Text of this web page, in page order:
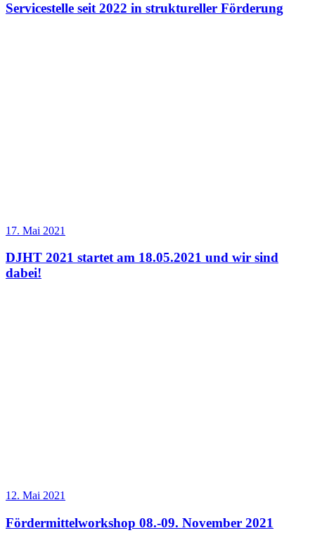
Servicestelle seit 2022 in struktureller Förderung
17. Mai 2021
DJHT 2021 startet am 18.05.2021 und wir sind
dabei!
12. Mai 2021
Fördermittelworkshop 08.-09. November 2021